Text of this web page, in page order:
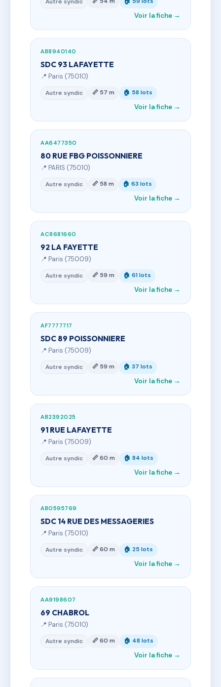
Voir la fiche →
AB8940140
SDC 93 LAFAYETTE
📍 Paris (75010)
Autre syndic 📏 57 m 🏠 58 lots
Voir la fiche →
AA6477350
80 RUE FBG POISSONNIERE
📍 PARIS (75010)
Autre syndic 📏 58 m 🏠 63 lots
Voir la fiche →
AC8681660
92 LA FAYETTE
📍 Paris (75009)
Autre syndic 📏 59 m 🏠 61 lots
Voir la fiche →
AF7777717
SDC 89 POISSONNIERE
📍 Paris (75009)
Autre syndic 📏 59 m 🏠 37 lots
Voir la fiche →
AB2392025
91 RUE LAFAYETTE
📍 Paris (75009)
Autre syndic 📏 60 m 🏠 84 lots
Voir la fiche →
AB0595769
SDC 14 RUE DES MESSAGERIES
📍 Paris (75010)
Autre syndic 📏 60 m 🏠 25 lots
Voir la fiche →
AA9198607
69 CHABROL
📍 Paris (75010)
Autre syndic 📏 60 m 🏠 48 lots
Voir la fiche →